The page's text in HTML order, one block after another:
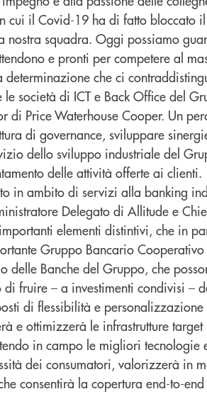
cui il Covid-19 ha di fatto bloccato il
nostra squadra. Oggi possiamo
e pronti per competere al
che ci
società di ICT e Back Office del
di Price Waterhouse Cooper. Un
di governance, sviluppare
dello sviluppo industriale del
delle attività offerte ai clienti.
in ambito di servizi alla banking
Delegato di Allitude e
elementi distintivi, che in
Gruppo Bancario
Banche del Gruppo, che
fruire – a investimenti condivisi –
di flessibilità e personalizzazione
e ottimizzerà le infrastrutture
in campo le migliori tecnologie
dei consumatori, valorizzerà in
consentirà la copertura end-to-